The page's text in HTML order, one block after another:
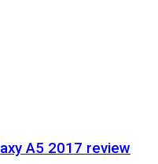
A5 2017 review